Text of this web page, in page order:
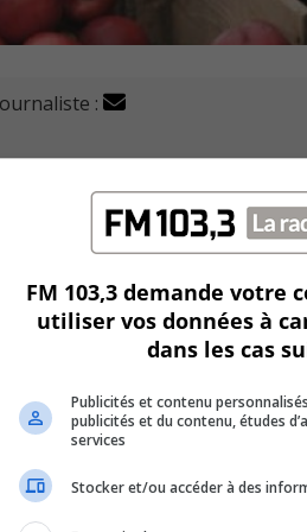
:
ville dès le 11 mai pour sa
les jeudis après-midi, de 15h
du pot, ajoute une dizaine de
de 20 à 30, pour accueillir
le 8 juin prochain, pour
FM 103,3 demande votre
utiliser vos données à
dans les cas
Publicités et contenu
publicités et du contenu, études
services
Stocker et/ou accéder à des